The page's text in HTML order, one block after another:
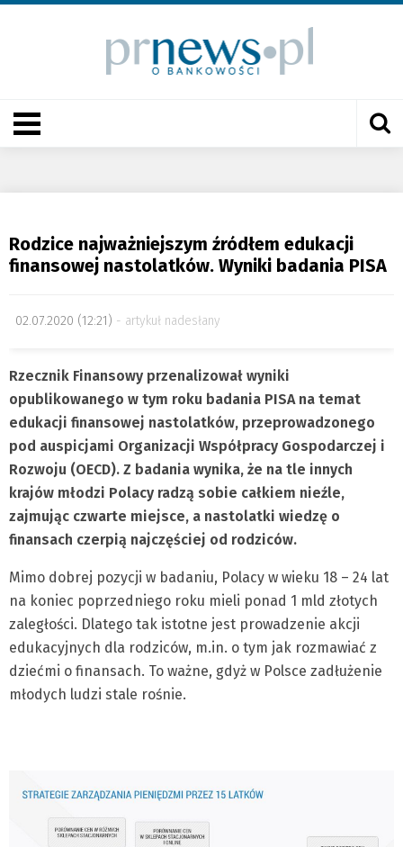
Rodzice najważniejszym źródłem edukacji
finansowej nastolatków. Wyniki badania PISA
02.07.2020 (12:21) artykuł nadesłany
Rzecznik Finansowy przenalizował wyniki
opublikowanego w tym roku badania PISA na temat
edukacji finansowej nastolatków, przeprowadzonego
pod auspicjami Organizacji Współpracy Gospodarczej i
Rozwoju (OECD). Z badania wynika, że na tle innych
krajów młodzi Polacy radzą sobie całkiem nieźle,
zajmując czwarte miejsce, a nastolatki wiedzę o
finansach czerpią najczęściej od rodziców.
Mimo dobrej pozycji w badaniu, Polacy w wieku 18 – 24 lat
na koniec poprzedniego roku mieli ponad 1 mld złotych
zaległości. Dlatego tak istotne jest prowadzenie akcji
edukacyjnych dla rodziców, m.in. o tym jak rozmawiać z
dziećmi o finansach. To ważne, gdyż w Polsce zadłużenie
młodych ludzi stale rośnie.